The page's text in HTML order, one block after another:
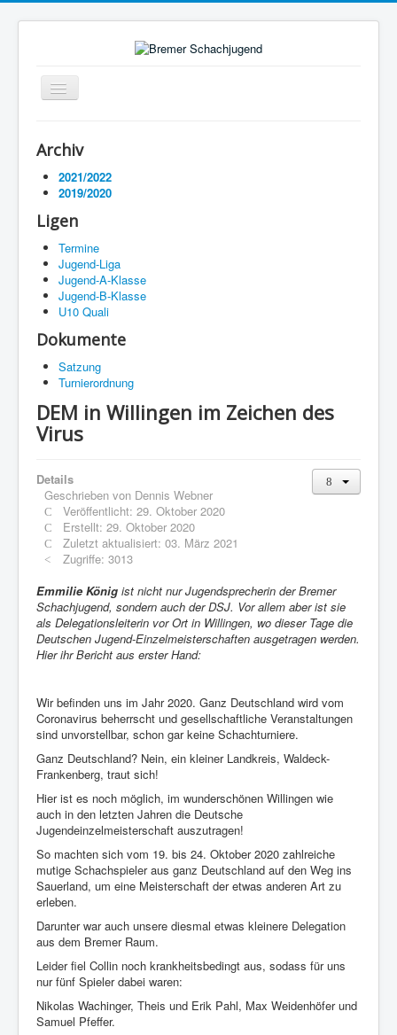
Navigation
an/aus
Termine
Impressum
Archiv
2021/2022
2019/2020
Ligen
Termine
Jugend-Liga
Jugend-A-Klasse
Jugend-B-Klasse
U10 Quali
Dokumente
Satzung
Turnierordnung
DEM in Willingen im Zeichen des
Virus
Details
Geschrieben von Dennis Webner
Veröffentlicht: 29. Oktober 2020
Erstellt: 29. Oktober 2020
Zuletzt aktualisiert: 03. März 2021
Zugriffe: 3013
Emmilie König ist nicht nur Jugendsprecherin der Bremer
Schachjugend, sondern auch der DSJ. Vor allem aber ist sie
als Delegationsleiterin vor Ort in Willingen, wo dieser Tage die
Deutschen Jugend-Einzelmeisterschaften ausgetragen werden.
Hier ihr Bericht aus erster Hand:
Wir befinden uns im Jahr 2020. Ganz Deutschland wird vom
Coronavirus beherrscht und gesellschaftliche Veranstaltungen
sind unvorstellbar, schon gar keine Schachturniere.
Ganz Deutschland? Nein, ein kleiner Landkreis, Waldeck-
Frankenberg, traut sich!
Hier ist es noch möglich, im wunderschönen Willingen wie
auch in den letzten Jahren die Deutsche
Jugendeinzelmeisterschaft auszutragen!
So machten sich vom 19. bis 24. Oktober 2020 zahlreiche
mutige Schachspieler aus ganz Deutschland auf den Weg ins
Sauerland, um eine Meisterschaft der etwas anderen Art zu
erleben.
Darunter war auch unsere diesmal etwas kleinere Delegation
aus dem Bremer Raum.
Leider fiel Collin noch krankheitsbedingt aus, sodass für uns
nur fünf Spieler dabei waren:
Nikolas Wachinger, Theis und Erik Pahl, Max Weidenhöfer und
Samuel Pfeffer.